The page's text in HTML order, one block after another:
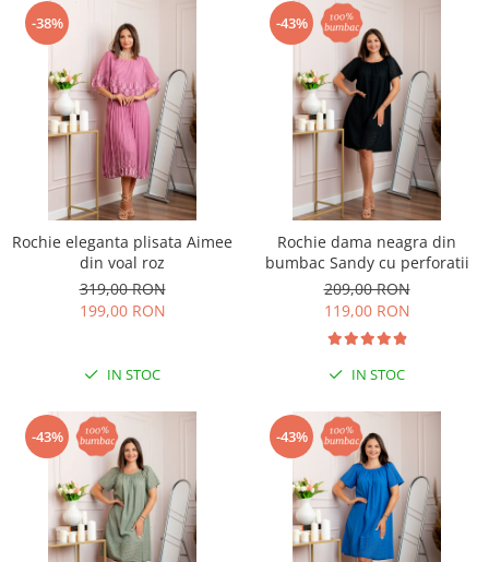
-38%
Rochie eleganta plisata Aimee
din voal roz
319,00 RON
199,00 RON
IN STOC
-43%
Rochie dama neagra din
bumbac Sandy cu perforatii
209,00 RON
119,00 RON
IN STOC
-43% -43%